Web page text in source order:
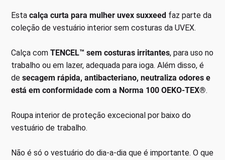
Estacalça curta para mulher uvex suxxeed faz parte da
coleção de vestuário interior sem costuras da UVEX.
Calça comTENCEL™ sem costuras irritantes, para uso no
trabalho ou em lazer, adequada para ioga. Além disso, é
desecagem rápida, antibacteriano, neutraliza odores e
está em conformidade com a Norma 100 OEKO-TEX®.
Roupa interior de proteção excecional por baixo do
vestuário de trabalho.
Não é só o vestuário do dia-a-dia que é importante. O que